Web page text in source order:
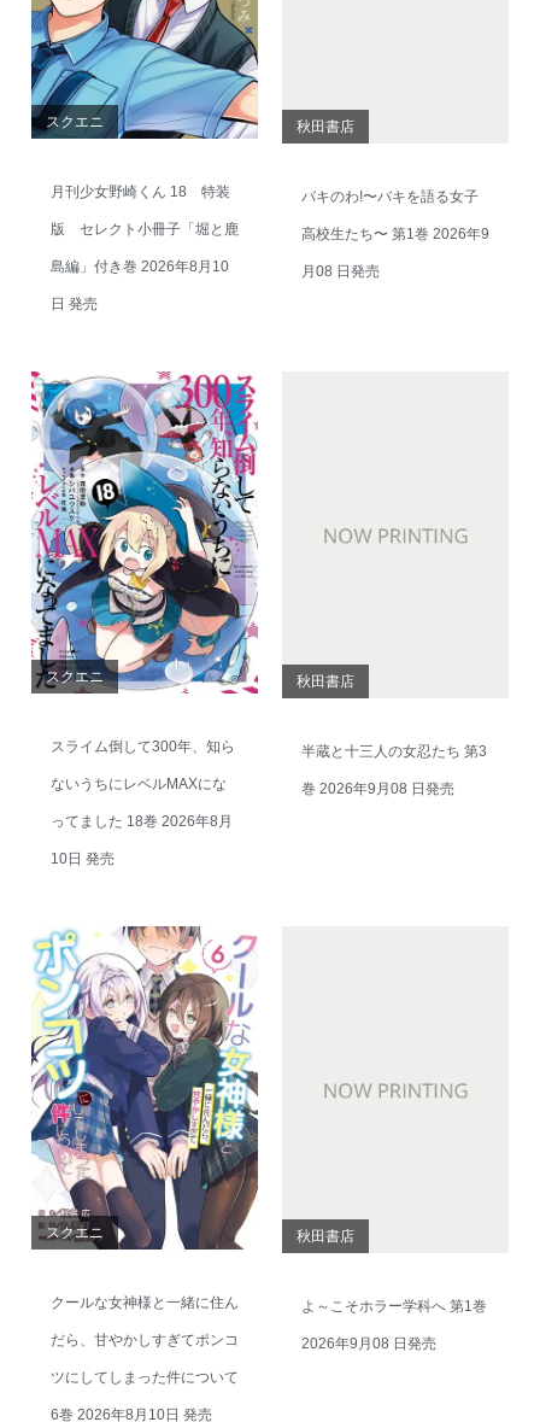
スクエニ
月刊少女野崎くん 18 特装
版 セレクト小冊子「堀と鹿
島編」付き巻 2026年8月10
日 発売
秋田書店
バキのわ!〜バキを語る女子
高校生たち〜 第1巻 2026年9
月08 日発売
スクエニ
スライム倒して300年、知ら
ないうちにレベルMAXにな
ってました 18巻 2026年8月
10日 発売
秋田書店
半蔵と十三人の女忍たち 第3
巻 2026年9月08 日発売
スクエニ
クールな女神様と一緒に住ん
だら、甘やかしすぎてポンコ
ツにしてしまった件について
6巻 2026年8月10日 発売
秋田書店
よ～こそホラー学科へ 第1巻
2026年9月08 日発売